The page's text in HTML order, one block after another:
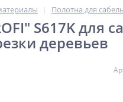
Полотна для
S617K
деревьев